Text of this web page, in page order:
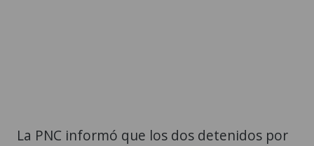
La PNC informó que los dos detenidos por